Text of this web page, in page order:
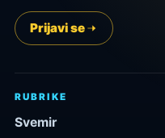
Prijavi se
RUBRIKE
Svemir